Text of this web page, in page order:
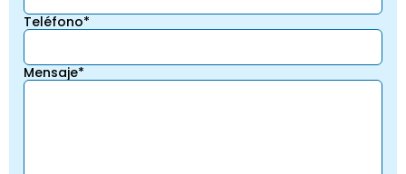
Teléfono*
Mensaje*